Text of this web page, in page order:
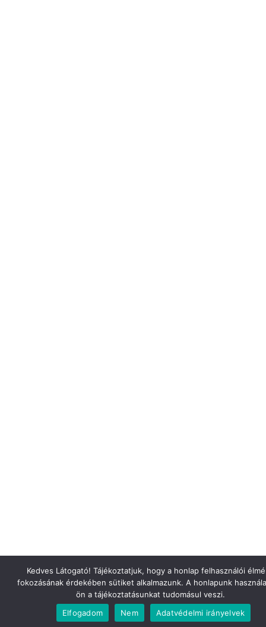
Kedves Látogató! Tájékoztatjuk, hogy a honlap felhasználói
fokozásának érdekében sütiket alkalmazunk. A honlapunk
ön a tájékoztatásunkat tudomásul veszi.
Elfogadom
Nem Adatvédelmi irányelvek